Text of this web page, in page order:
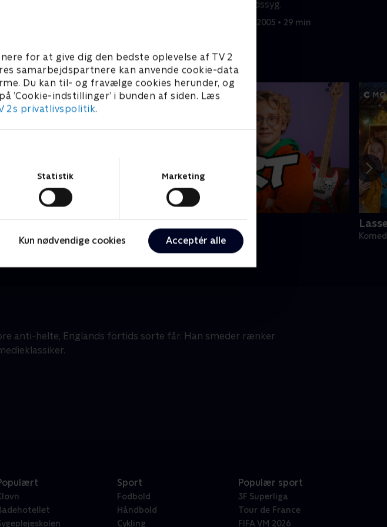
for at give dig den bedste oplevelse af TV 2
samarbejdspartnere kan anvende cookie-data
Du kan til- og fravælge cookies herunder, og
’Cookie-indstillinger’ i bunden af siden. Læs
2s privatlivspolitik.
Statistik Marketing
Kun nødvendige cookies Acceptér alle
spille sindssyg.
30. marts 2005 • 29 min
Bert (dansk tale)
Komedie • 1 sæsoner
anti-helte, Englands fortids sorte får. Han smeder rænker
Sport
Fodbold
Håndbold
Cykling
Populær sport
3F Superliga
Tour de France
FIFA VM 2026